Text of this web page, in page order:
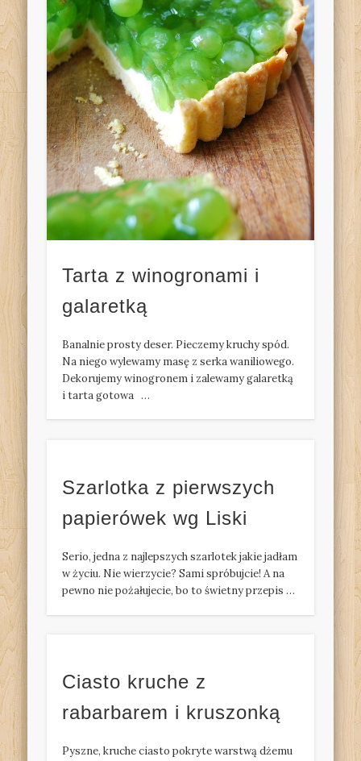
Tarta z winogronami i
galaretką
Banalnie prosty deser. Pieczemy kruchy spód.
Na niego wylewamy masę z serka waniliowego.
Dekorujemy winogronem i zalewamy galaretką
i tarta gotowa …
Szarlotka z pierwszych
papierówek wg Liski
Serio, jedna z najlepszych szarlotek jakie jadłam
w życiu. Nie wierzycie? Sami spróbujcie! A na
pewno nie pożałujecie, bo to świetny przepis …
Ciasto kruche z
rabarbarem i kruszonką
Pyszne, kruche ciasto pokryte warstwą dżemu